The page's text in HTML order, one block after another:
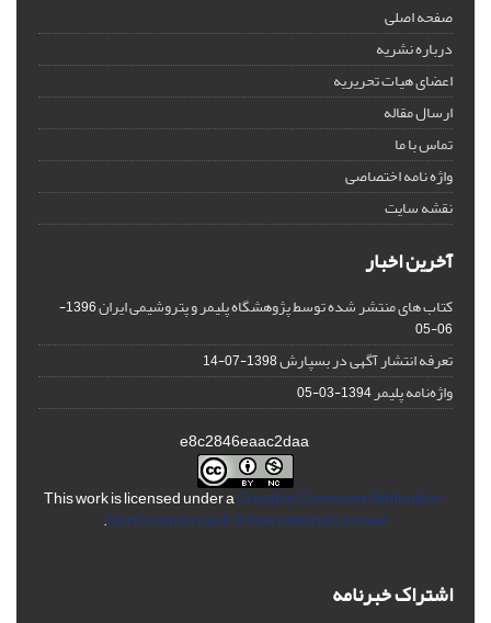
صفحه اصلی
درباره نشریه
اعضای هیات تحریریه
ارسال مقاله
تماس با ما
واژه نامه اختصاصی
نقشه سایت
آخرین اخبار
کتاب های منتشر شده توسط پژوهشگاه پلیمر و پتروشیمی ایران
1396-
06-05
تعرفه انتشار آگهی در بسپارش1398-07-14
واژه‌نامه پلیمر1394-03-05
This work is licensed under aCreative Commons Attribution-
NonCommercial 4.0 International License
.
اشتراک خبرنامه